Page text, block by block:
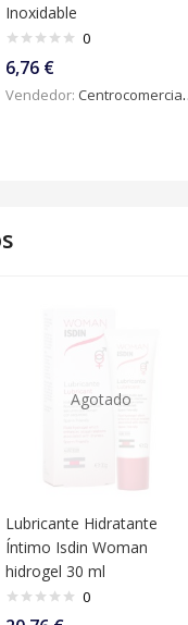
Inoxidable
0
6,76 €
Vendedor: Centrocomercialdigital
Agotado
Lubricante Hidratante
Íntimo Isdin Woman
hidrogel 30 ml
0